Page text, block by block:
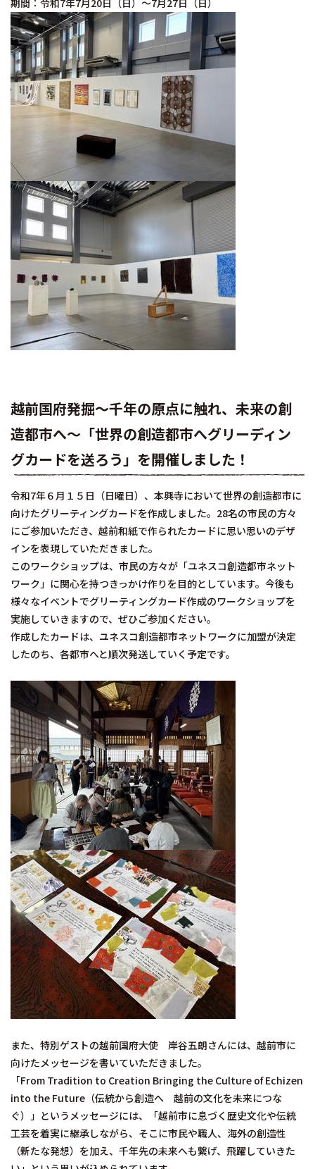
越前国府発掘～千年の原点に触れ、未来の創
造都市へ～「世界の創造都市へグリーディン
グカードを送ろう」を開催しました！
令和7年６月１５日（日曜日）、本興寺において世界の創造都市に
向けたグリーティングカードを作成しました。28名の市民の方々
にご参加いただき、越前和紙で作られたカードに思い思いのデザ
インを表現していただきました。
このワークショップは、市民の方々が「ユネスコ創造都市ネット
ワーク」に関心を持つきっかけ作りを目的としています。今後も
様々なイベントでグリーティングカード作成のワークショップを
実施していきますので、ぜひご参加ください。
作成したカードは、ユネスコ創造都市ネットワークに加盟が決定
したのち、各都市へと順次発送していく予定です。
また、特別ゲストの越前国府大使 岸谷五朗さんには、越前市に
向けたメッセージを書いていただきました。
「From Tradition to Creation Bringing the Culture of Echizen
into the Future（伝統から創造へ 越前の文化を未来につな
ぐ）」というメッセージには、「越前市に息づく歴史文化や伝統
工芸を着実に継承しながら、そこに市民や職人、海外の創造性
（新たな発想）を加え、千年先の未来へも繋げ、飛躍していきた